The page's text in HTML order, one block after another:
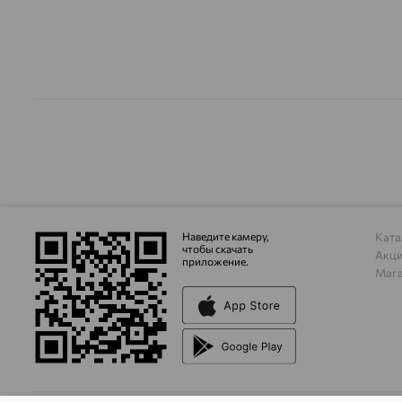
Наведите камеру,
чтобы скачать
приложение.